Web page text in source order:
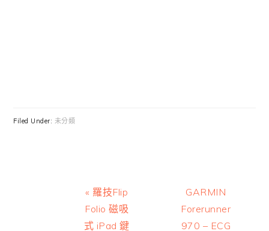
Filed Under: 未分類
Previous
Post:
« 羅技Flip
Folio 磁吸
式 iPad 鍵
Next
Post:
GARMIN
Forerunner
970 – ECG